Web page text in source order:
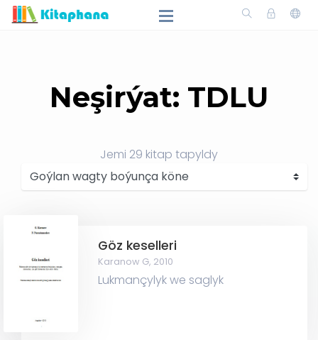
Neşirýat: TDLU
Jemi 29 kitap tapyldy
Göz keselleri
Karanow G, 2010
Lukmançylyk we saglyk